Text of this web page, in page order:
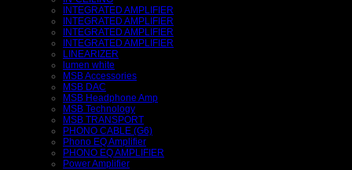
INTEGRATED AMPLIFIER
INTEGRATED AMPLIFIER
INTEGRATED AMPLIFIER
INTEGRATED AMPLIFIER
LINEARIZER
lumen white
MSB Accessories
MSB DAC
MSB Headphone Amp
MSB Technology
MSB TRANSPORT
PHONO CABLE (G6)
Phono EQ Amplifier
PHONO EQ AMPLIFIER
Power Amplifier